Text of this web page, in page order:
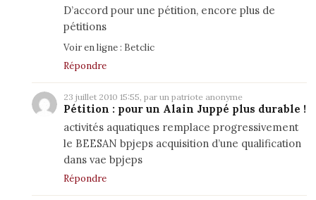
D’accord pour une pétition, encore plus de
pétitions
Voir en ligne : Betclic
Répondre
23 juillet 2010 15:55, par un patriote anonyme
Pétition : pour un Alain Juppé plus durable !
activités aquatiques remplace progressivement
le BEESAN bpjepsacquisition d’une qualification
dans vae bpjeps
Répondre